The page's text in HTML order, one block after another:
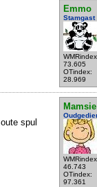
Emmo
Stamgast
73.605
OTindex:
28.969
Mamsie
46.743
OTindex:
97.361
spul